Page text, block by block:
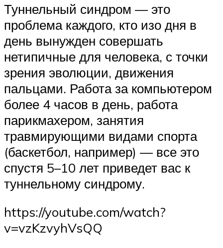
Туннельный синдром — это
проблема каждого, кто изо дня в
день вынужден совершать
нетипичные для человека, с точки
зрения эволюции, движения
пальцами. Работа за компьютером
более 4 часов в день, работа
парикмахером, занятия
травмирующими видами спорта
(баскетбол, например) — все это
спустя 5–10 лет приведет вас к
туннельному синдрому.
https://youtube.com/watch?
v=vzKzvyhVsQQ